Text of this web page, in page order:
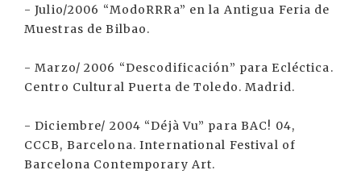
- Julio/2006 “ModoRRRa” en la Antigua Feria de
Muestras de Bilbao.
- Marzo/ 2006 “Descodificación” para Ecléctica.
Centro Cultural Puerta de Toledo. Madrid.
- Diciembre/ 2004 “Déjà Vu” para BAC! 04,
CCCB, Barcelona. International Festival of
Barcelona Contemporary Art.